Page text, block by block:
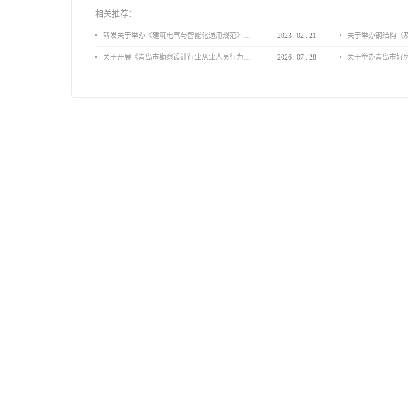
相关推荐：
转发关于举办《建筑电气与智能化通用规范》 GB55024-2022公益宣贯的通知 2023 . 02 . 21 关于举办钢结构（及设备
关于开展《青岛市勘察设计行业从业人员行为导则》、《青岛市住宅工程设计审查品质提升指引（2026版）》宣贯活动的通知 2026 . 07 . 28 关于举办青岛市好房